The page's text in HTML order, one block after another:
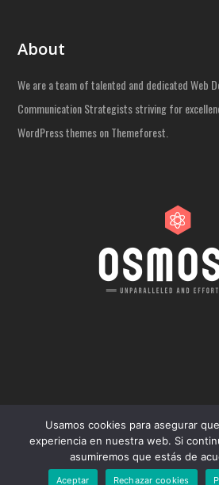
About
We are a team of talented and dedicated Web
Communication Strategists striving for
WordPress themes on Themeforest.
COPYRIGHT 2024 - TODOS LOS
POLÍTICA DE PRIVACIDAD TÉRMINOS Y
Usamos cookies para asegurar
experiencia en nuestra web. Si
asumiremos que estás de
Aceptar Rechazar cookies